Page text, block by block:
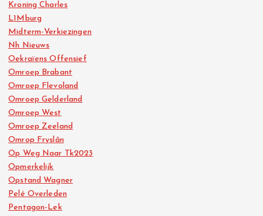
Kroning Charles
L1Mburg
Midterm-Verkiezingen
Nh Nieuws
Oekraïens Offensief
Omroep Brabant
Omroep Flevoland
Omroep Gelderland
Omroep West
Omroep Zeeland
Omrop Fryslân
Op Weg Naar Tk2023
Opmerkelijk
Opstand Wagner
Pelé Overleden
Pentagon-Lek